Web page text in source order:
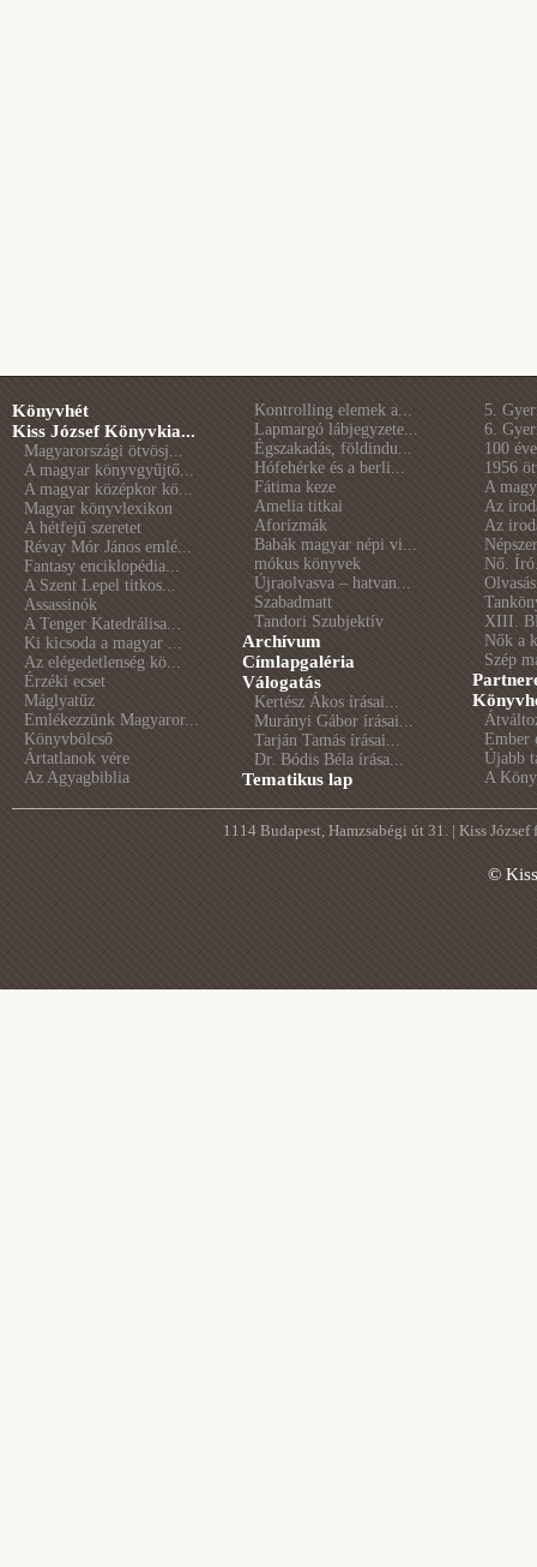
Könyvhét
Kiss József Könyvkia...
Magyarországi ötvösj...
A magyar könyvgyűjtő...
A magyar középkor kö...
Magyar könyvlexikon
A hétfejű szeretet
Révay Mór János emlé...
Fantasy enciklopédia...
A Szent Lepel titkos...
Assassinók
A Tenger Katedrálisa...
Ki kicsoda a magyar ...
Az elégedetlenség kö...
Érzéki ecset
Máglyatűz
Emlékezzünk Magyaror...
Könyvbölcső
Ártatlanok vére
Az Agyagbiblia
Kontrolling elemek a...
Lapmargó lábjegyzete...
Égszakadás, földindu...
Hófehérke és a berli...
Fátima keze
Amelia titkai
Aforizmák
Babák magyar népi vi...
mókus könyvek
Újraolvasva – hatvan...
Szabadmatt
Tandori Szubjektív
Archívum
Címlapgaléria
Válogatás
Kertész Ákos írásai...
Murányi Gábor írásai...
Tarján Tamás írásai...
Dr. Bódis Béla írása...
Tematikus lap
5.
6.
100
1956
A
Az
Az
Nő.
XIII.
Nők a
Szép
Ember
Újabb
A
1114 Budapest, Hamzsabégi út 31. | Kiss
©